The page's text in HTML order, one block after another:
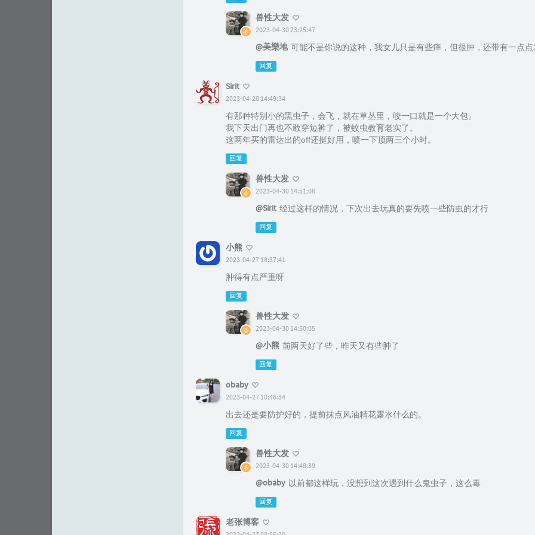
兽性大发
2023-04-30 23:25:47
@美樂地 可能不是你说的这种，我女儿只是有些痒，但很肿，还带有一点
回复
Sirit
2023-04-28 14:49:34
有那种特别小的黑虫子，会飞，就在草丛里，咬一口就是一个大包。
我下天出门再也不敢穿短裤了，被蚊虫教育老实了。
这两年买的雷达出的off还挺好用，喷一下顶两三个小时。
回复
兽性大发
2023-04-30 14:51:08
@Sirit 经过这样的情况，下次出去玩真的要先喷一些防虫的才行
回复
小熊
2023-04-27 18:37:41
肿得有点严重呀
回复
兽性大发
2023-04-30 14:50:05
@小熊 前两天好了些，昨天又有些肿了
回复
obaby
2023-04-27 10:46:34
出去还是要防护好的，提前抹点风油精花露水什么的。
回复
兽性大发
2023-04-30 14:48:39
@obaby 以前都这样玩，没想到这次遇到什么鬼虫子，这么毒
回复
老张博客